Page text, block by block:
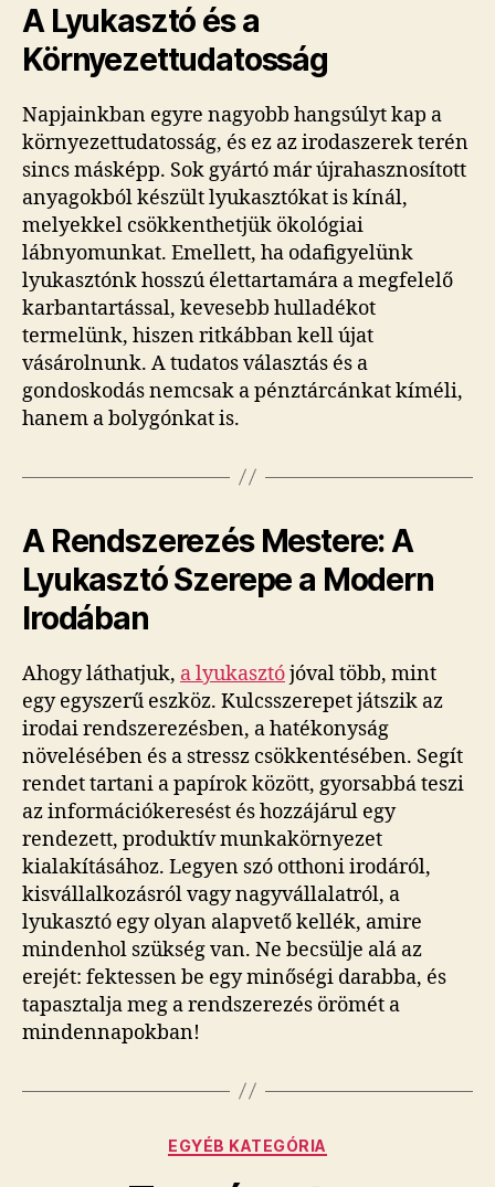
A Lyukasztó és a
Környezettudatosság
Napjainkban egyre nagyobb hangsúlyt kap a
környezettudatosság, és ez az irodaszerek terén
sincs másképp. Sok gyártó már újrahasznosított
anyagokból készült lyukasztókat is kínál,
melyekkel csökkenthetjük ökológiai
lábnyomunkat. Emellett, ha odafigyelünk
lyukasztónk hosszú élettartamára a megfelelő
karbantartással, kevesebb hulladékot
termelünk, hiszen ritkábban kell újat
vásárolnunk. A tudatos választás és a
gondoskodás nemcsak a pénztárcánkat kíméli,
hanem a bolygónkat is.
A Rendszerezés Mestere: A
Lyukasztó Szerepe a Modern
Irodában
Ahogy láthatjuk, a lyukasztójóval több, mint
egy egyszerű eszköz. Kulcsszerepet játszik az
irodai rendszerezésben, a hatékonyság
növelésében és a stressz csökkentésében. Segít
rendet tartani a papírok között, gyorsabbá teszi
az információkeresést és hozzájárul egy
rendezett, produktív munkakörnyezet
kialakításához. Legyen szó otthoni irodáról,
kisvállalkozásról vagy nagyvállalatról, a
lyukasztó egy olyan alapvető kellék, amire
mindenhol szükség van. Ne becsülje alá az
erejét: fektessen be egy minőségi darabba, és
tapasztalja meg a rendszerezés örömét a
mindennapokban!
Kategóriák
EGYÉB KATEGÓRIA